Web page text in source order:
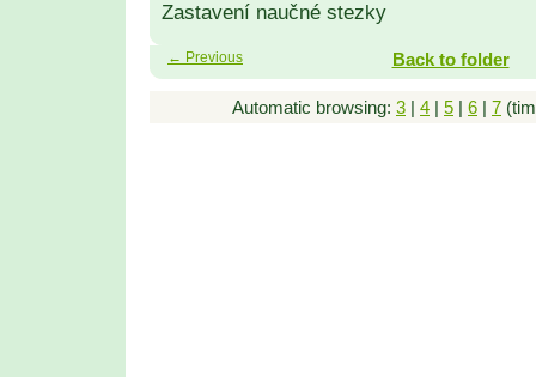
Zastavení naučné stezky
← Previous Back to folder
Automatic browsing: 3 | 4 | 5 | 6 | 7